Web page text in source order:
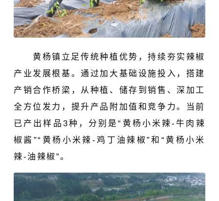
黄杨镇立足传统种植优势，持续夯实辣椒
产业发展根基。通过加大基础设施投入，搭建
产销合作桥梁，从种植、储存到销售、深加工
全方位发力，提升产品附加值和竞争力。当前
已产出样品3种，分别是“黄杨小米辣-牛肉辣
椒酱”“黄杨小米辣-鸡丁油辣椒”和“黄杨小米
辣-油辣椒”。